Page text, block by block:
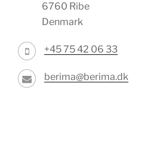
6760 Ribe
Denmark
+45 75 42 06 33
berima@berima.dk